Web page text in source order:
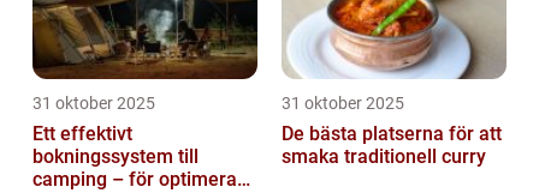
31 oktober 2025
Ett effektivt
bokningssystem till
camping – för optimerad
31 oktober 2025
De bästa platserna för att
smaka traditionell curry